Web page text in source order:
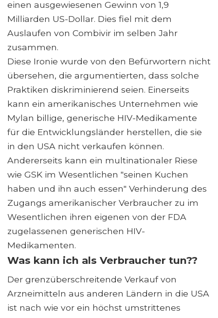
einen ausgewiesenen Gewinn von 1,9
Milliarden US-Dollar. Dies fiel mit dem
Auslaufen von Combivir im selben Jahr
zusammen.
Diese Ironie wurde von den Befürwortern nicht
übersehen, die argumentierten, dass solche
Praktiken diskriminierend seien. Einerseits
kann ein amerikanisches Unternehmen wie
Mylan billige, generische HIV-Medikamente
für die Entwicklungsländer herstellen, die sie
in den USA nicht verkaufen können.
Andererseits kann ein multinationaler Riese
wie GSK im Wesentlichen "seinen Kuchen
haben und ihn auch essen" Verhinderung des
Zugangs amerikanischer Verbraucher zu im
Wesentlichen ihren eigenen von der FDA
zugelassenen generischen HIV-
Medikamenten.
Was kann ich als Verbraucher tun??
Der grenzüberschreitende Verkauf von
Arzneimitteln aus anderen Ländern in die USA
ist nach wie vor ein höchst umstrittenes